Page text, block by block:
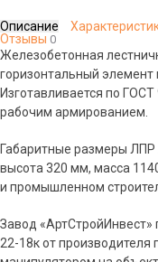
Описание
Отзывы 0
Железобетонная
горизонтальный
Изготавливается по
рабочим армированием.
Габаритные размеры
высота 320 мм, масса
и промышленном
Завод
22-18к от производителя